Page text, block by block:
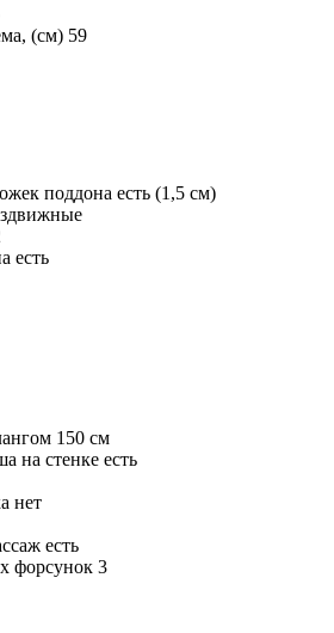
(см) 59
поддона есть (1,5 см)
есть
150 см
на стенке есть
нет
есть
форсунок 3